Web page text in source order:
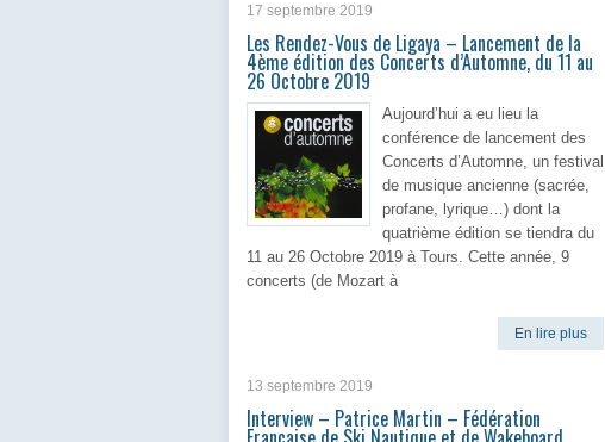
17 septembre 2019
Les Rendez-Vous de Ligaya – Lancement de la
4ème édition des Concerts d’Automne, du 11 au
26 Octobre 2019
Aujourd’hui a eu lieu la
conférence de lancement des
Concerts d’Automne, un festival
de musique ancienne (sacrée,
profane, lyrique…) dont la
quatrième édition se tiendra du
11 au 26 Octobre 2019 à Tours. Cette année, 9
concerts (de Mozart à
En lire plus
13 septembre 2019
Interview – Patrice Martin – Fédération